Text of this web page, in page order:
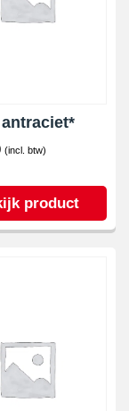
(incl. btw)
product